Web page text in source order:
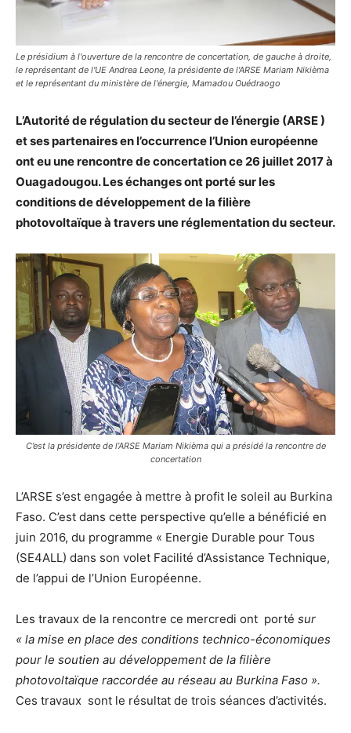
Le présidium à l'ouverture de la rencontre de concertation, de gauche à droite,
le représentant de l'UE Andrea Leone, la présidente de l'ARSE Mariam Nikièma
et le représentant du ministère de l'énergie, Mamadou Ouédraogo
L’Autorité de régulation du secteur de l’énergie (ARSE )
et ses partenaires en l’occurrence l’Union européenne
ont eu une rencontre de concertation ce 26 juillet 2017 à
Ouagadougou. Les échanges ont porté sur les
conditions de développement de la filière
photovoltaïque à travers une réglementation du secteur.
C’est la présidente de l’ARSE Mariam Nikièma qui a présidé la rencontre de
concertation
L’ARSE s’est engagée à mettre à profit le soleil au Burkina
Faso. C’est dans cette perspective qu’elle a bénéficié en
juin 2016, du programme « Energie Durable pour Tous
(SE4ALL) dans son volet Facilité d’Assistance Technique,
de l’appui de l’Union Européenne.
Les travaux de la rencontre ce mercredi ont porté sur
« la mise en place des conditions technico-économiques
pour le soutien au développement de la filière
photovoltaïque raccordée au réseau au Burkina Faso ».
Ces travaux sont le résultat de trois séances d’activités.